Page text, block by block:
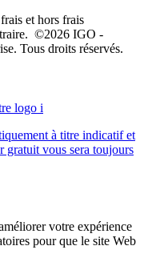
et hors frais
©2026 IGO -
Tous droits réservés.
logo i
à titre indicatif et
vous sera toujours
votre expérience
pour que le site Web